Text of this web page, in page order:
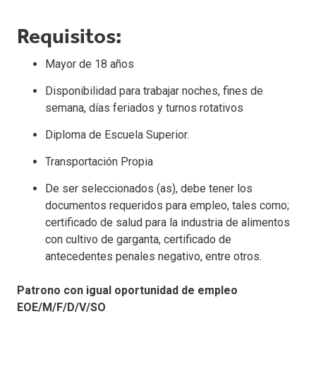
Requisitos:
Mayor de 18 años
Disponibilidad para trabajar noches, fines de
semana, días feriados y turnos rotativos
Diploma de Escuela Superior.
Transportación Propia
De ser seleccionados (as), debe tener los
documentos requeridos para empleo, tales como;
certificado de salud para la industria de alimentos
con cultivo de garganta, certificado de
antecedentes penales negativo, entre otros.
Patrono con igual oportunidad de empleo
EOE/M/F/D/V/SO